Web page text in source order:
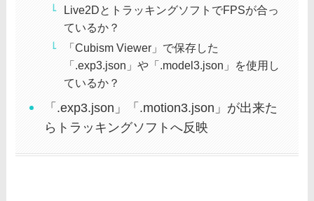
Live2DとトラッキングソフトでFPSが合っ
ているか？
「Cubism Viewer」で保存した
「.exp3.json」や「.model3.json」を使用し
ているか？
「.exp3.json」「.motion3.json」が出来た
らトラッキングソフトへ反映